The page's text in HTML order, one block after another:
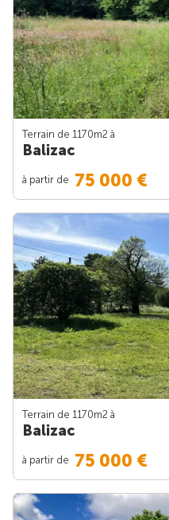
Terrain de 1170m2 à
Balizac
à partir de 75 000 €
Terrain de 1170m2 à
Balizac
à partir de 75 000 €